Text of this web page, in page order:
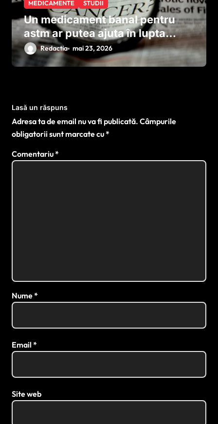
MEDICAMENTE STUDII
Un medicament banal pentru
astm ar putea ajuta în lupta
împotriva cancerului agresiv
Redactia mai 23, 2026
Lasă un răspuns
Adresa ta de email nu va fi publicată. Câmpurile
obligatorii sunt marcate cu*
Comentariu*
Nume*
Email *
Site web